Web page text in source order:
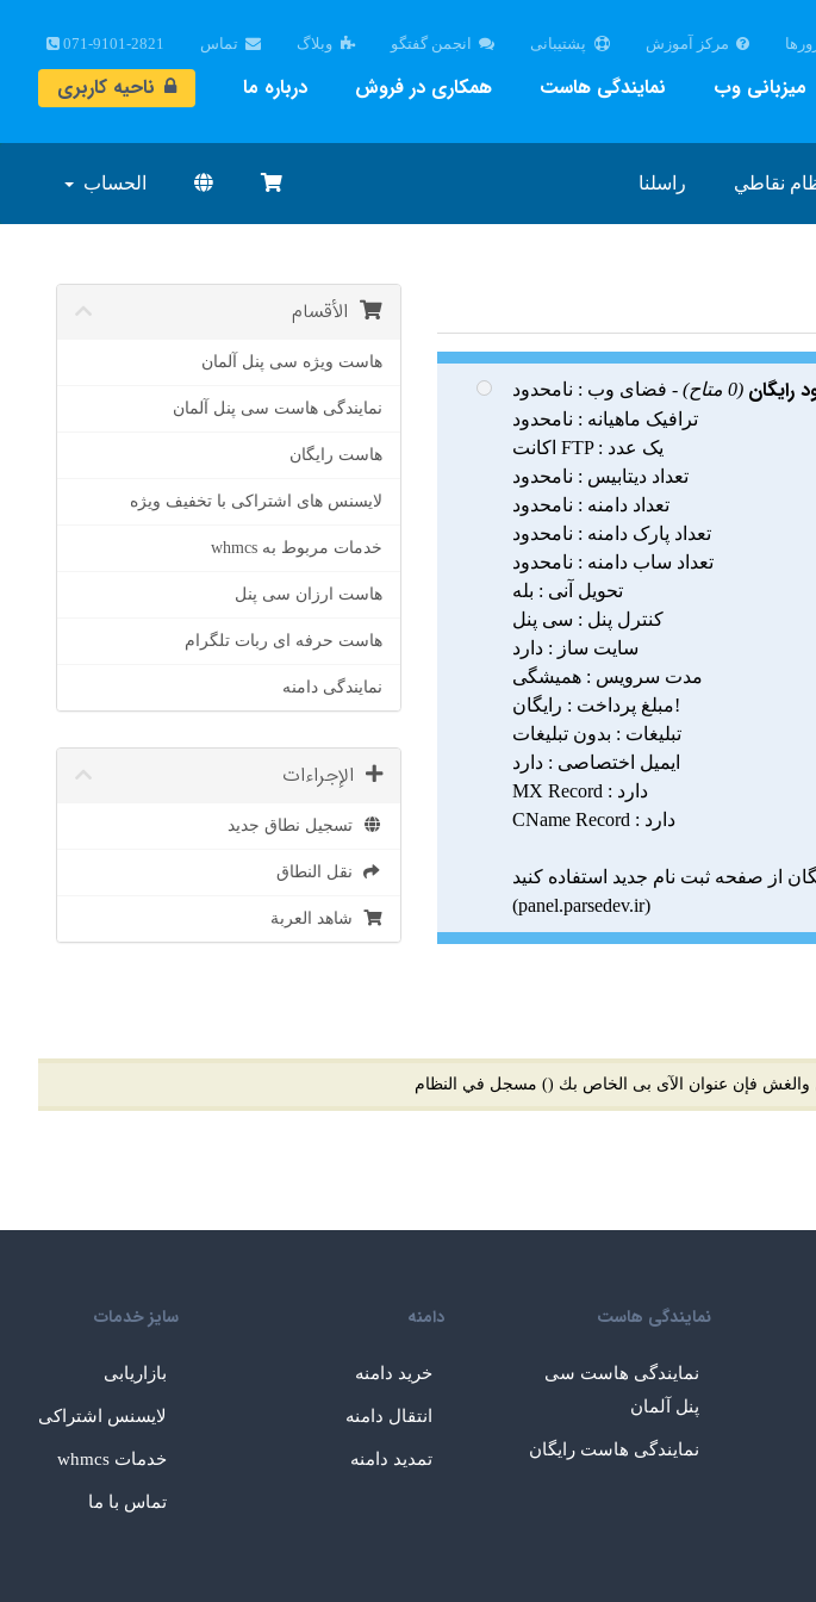
ناحیه کاربری درباره ما همکاری در فروش نمایندگی هاست میزبانی وب
071-9101-2821 تماس وبلاگ انجمن گفتگو پشتیبانی مرکز آموزش
نقاطي راسلنا الحساب
الأقسام
هاست ویژه سی پنل آلمان
نمایندگی هاست سی پنل آلمان
هاست رایگان
لایسنس های اشتراکی با تخفیف ویژه
خدمات مربوط به whmcs
هاست ارزان سی پنل
هاست حرفه ای ربات تلگرام
نمایندگی دامنه
الإجراءات
تسجيل نطاق جديد
نقل النطاق
شاهد العربة
رایگان (0 متاح)
- فضای وب : نامحدود
ترافیک ماهیانه : نامحدود
اکانت FTP : یک عدد
تعداد دیتابیس : نامحدود
تعداد دامنه : نامحدود
تعداد پارک دامنه : نامحدود
تعداد ساب دامنه : نامحدود
تحویل آنی : بله
کنترل پنل : سی پنل
سایت ساز : دارد
مدت سرویس : همیشگی
مبلغ پرداخت : رایگان!
تبلیغات : بدون تبلیغات
ایمیل اختصاصی : دارد
MX Record : دارد
CName Record : دارد
صفحه ثبت نام جدید استفاده کنید.
(panel.parsedev.ir)
والغش فإن عنوان الآى بى الخاص بك () مسجل في النظام
نمایندگی هاست
نمایندگی هاست سی
پنل آلمان
نمایندگی هاست رایگان
دامنه
خرید دامنه
انتقال دامنه
تمدید دامنه
سایز خدمات
بازاریابی
لایسنس اشتراکی
خدمات whmcs
تماس با ما